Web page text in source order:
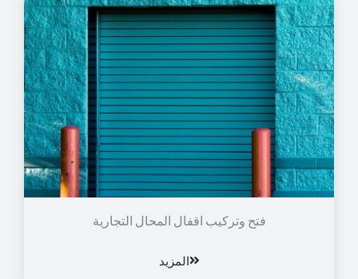
فتح وتركيب اقفال المحال التجارية
المزيد